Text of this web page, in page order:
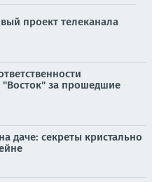
проект телеканала
"Восток" за прошедшие
даче: секреты кристально